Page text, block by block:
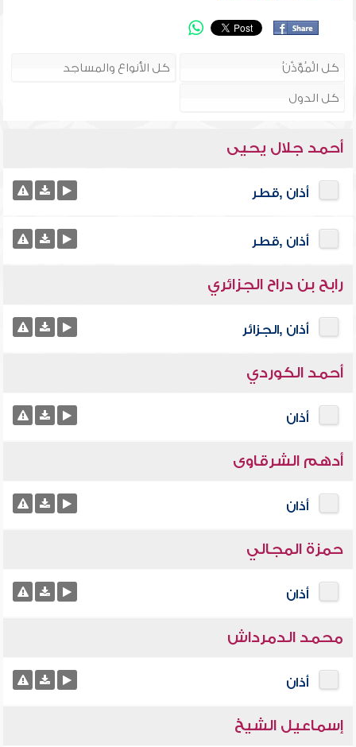
أحمد جلال يحيى
أذان ,قطر
أذان ,قطر
رابح بن دراح الجزائري
أذان ,الجزائر
أحمد الكوردي
أذان
أدهم الشرقاوى
أذان
حمزة المجالي
أذان
محمد الدمرداش
أذان
إسماعيل الشيخ